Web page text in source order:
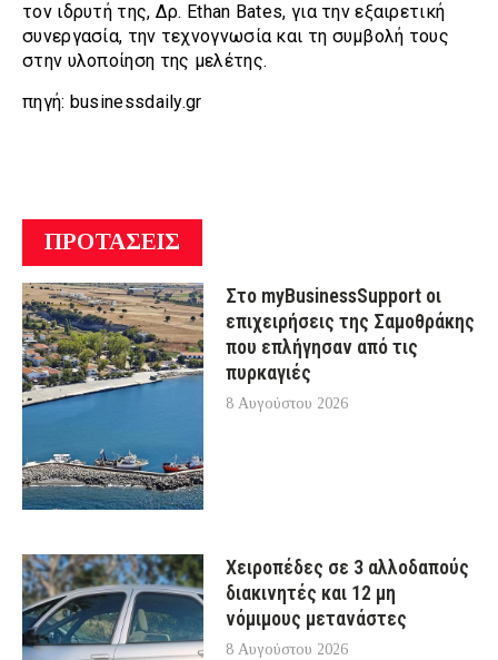
τον ιδρυτή της, Δρ. Ethan Bates, για την εξαιρετική
συνεργασία, την τεχνογνωσία και τη συμβολή τους
στην υλοποίηση της μελέτης.
πηγή: businessdaily.gr
ΠΡΟΤΑΣΕΙΣ
Στο myBusinessSupport οι
επιχειρήσεις της Σαμοθράκης
που επλήγησαν από τις
πυρκαγιές
8 Αυγούστου 2026
Χειροπέδες σε 3 αλλοδαπούς
διακινητές και 12 μη
νόμιμους μετανάστες
8 Αυγούστου 2026